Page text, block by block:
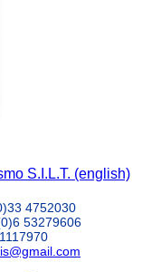
S.I.L.T. (english)
4752030
53279606